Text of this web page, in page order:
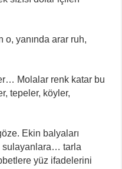
yanında arar ruh,
Molalar renk katar bu
tepeler, köyler,
Ekin balyaları
sulayanlara… tarla
yüz ifadelerini